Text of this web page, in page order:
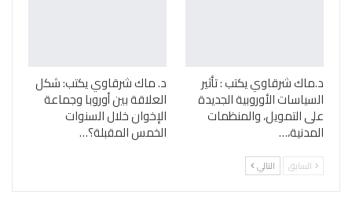
د.ماك شرقاوي يكتب : تأثير
السياسات الأوروبية الجديدة
على التمويل، والمنظمات
المدنية،…
د. ماك شرقاوي يكتب: شكل
العلاقة بين أوروبا وجماعة
الإخوان خلال السنوات
الخمس المقبلة؟…
السابق التالي